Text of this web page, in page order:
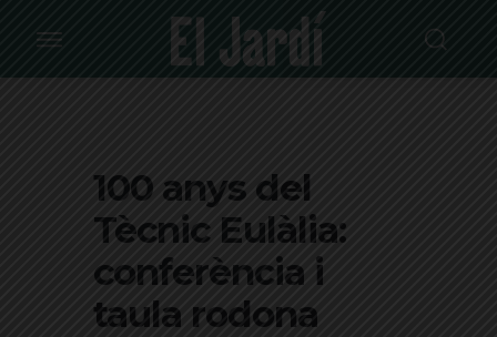
100 anys del
Tècnic Eulàlia:
conferència i
taula rodona